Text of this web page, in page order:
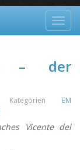
– der
EM
Vicente del